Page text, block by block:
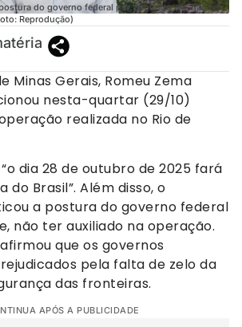
do governo federal por, segundo ele, não ter
Reprodução)
Minas Gerais, Romeu Zema
nesta-quartar (29/10)
realizada no Rio de
dia 28 de outubro de 2025 fará
do Brasil”. Além disso, o
a postura do governo federal
não ter auxiliado na operação.
que os governos
pela falta de zelo da
das fronteiras.
APÓS A PUBLICIDADE